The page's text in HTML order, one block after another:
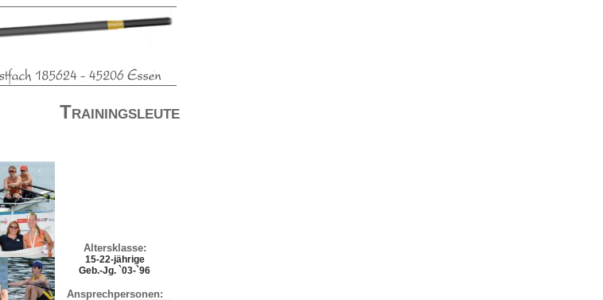
Trainingsleute
Altersklasse:
15-22-jährige
Geb.-Jg. `03-`96
Ansprechpersonen: